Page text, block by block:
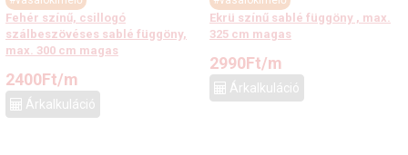
Fehér színű, csillogó
szálbeszövéses sablé függöny,
max. 300 cm magas
2400Ft/m
Árkalkuláció
Ekrü színű sablé függöny , max.
325 cm magas
2990Ft/m
Árkalkuláció